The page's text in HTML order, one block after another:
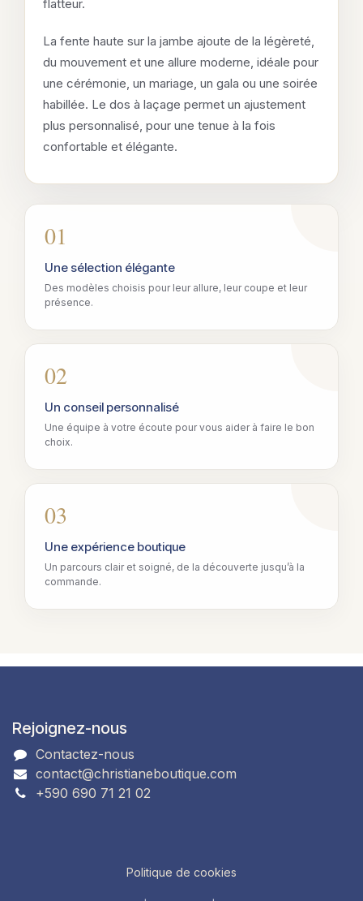
flatteur.
La fente haute sur la jambe ajoute de la légèreté,
du mouvement et une allure moderne, idéale pour
une cérémonie, un mariage, un gala ou une soirée
habillée. Le dos à laçage permet un ajustement
plus personnalisé, pour une tenue à la fois
confortable et élégante.
01
Une sélection élégante
Des modèles choisis pour leur allure, leur coupe et leur
présence.
02
Un conseil personnalisé
Une équipe à votre écoute pour vous aider à faire le bon
choix.
03
Une expérience boutique
Un parcours clair et soigné, de la découverte jusqu’à la
commande.
Rejoignez-nous
Contactez-nous
contact@christianeboutique.com
+590 690 71 21 02
Politique de cookies